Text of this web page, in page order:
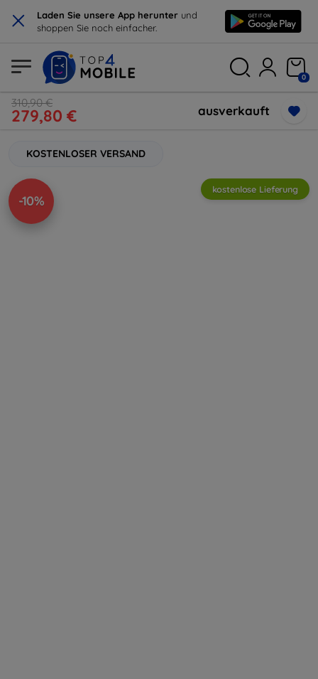
× Laden Sie unsere App herunter und
shoppen Sie noch einfacher.
0
310,90 €
279,80 € ausverkauft
KOSTENLOSER VERSAND
-10%
kostenlose Lieferung